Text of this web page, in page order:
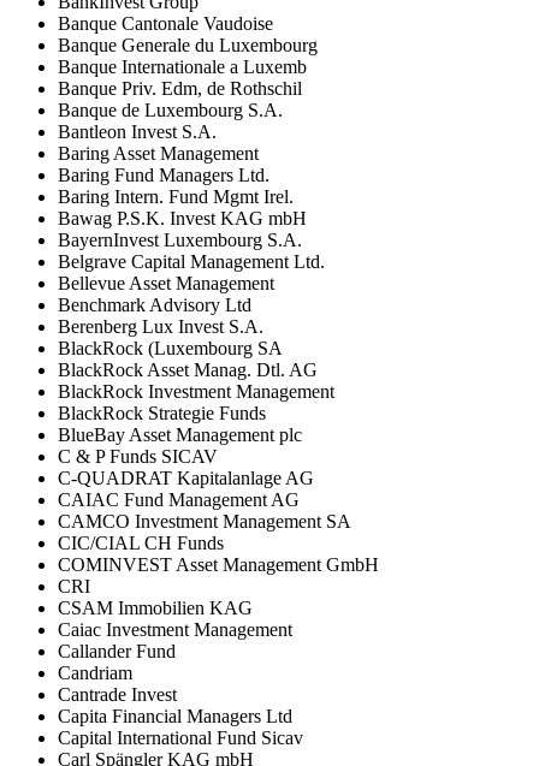
Banque Cantonale Vaudoise
Banque Generale du Luxembourg
Banque Internationale a Luxemb
Banque Priv. Edm, de Rothschil
Banque de Luxembourg S.A.
Bantleon Invest S.A.
Baring Asset Management
Baring Fund Managers Ltd.
Baring Intern. Fund Mgmt Irel.
Bawag P.S.K. Invest KAG mbH
BayernInvest Luxembourg S.A.
Belgrave Capital Management Ltd.
Bellevue Asset Management
Benchmark Advisory Ltd
Berenberg Lux Invest S.A.
BlackRock (Luxembourg SA
BlackRock Asset Manag. Dtl. AG
BlackRock Investment Management
BlackRock Strategie Funds
BlueBay Asset Management plc
C & P Funds SICAV
C-QUADRAT Kapitalanlage AG
CAIAC Fund Management AG
CAMCO Investment Management SA
CIC/CIAL CH Funds
COMINVEST Asset Management GmbH
CRI
CSAM Immobilien KAG
Caiac Investment Management
Callander Fund
Candriam
Cantrade Invest
Capita Financial Managers Ltd
Capital International Fund Sicav
Carl Spängler KAG mbH